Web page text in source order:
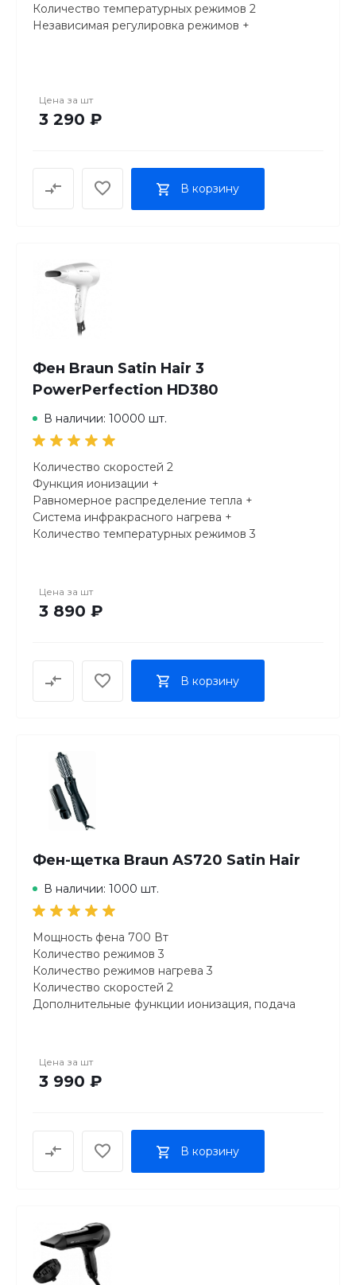
Количество температурных режимов 2
Независимая регулировка режимов +
Цена за шт
3 290 ₽
В корзину
Фен Braun Satin Hair 3
PowerPerfection HD380
В наличии: 10000 шт.
Количество скоростей 2
Функция ионизации +
Равномерное распределение тепла +
Система инфракрасного нагрева +
Количество температурных режимов 3
Цена за шт
3 890 ₽
В корзину
Фен-щетка Braun AS720 Satin Hair
В наличии: 1000 шт.
Мощность фена 700 Вт
Количество режимов 3
Количество режимов нагрева 3
Количество скоростей 2
Дополнительные функции ионизация, подача
Материал щетки пластик
Конструкция
Длина сетевого шнура 2 м
Вес 490 гр
Цена за шт
3 990 ₽
В корзину